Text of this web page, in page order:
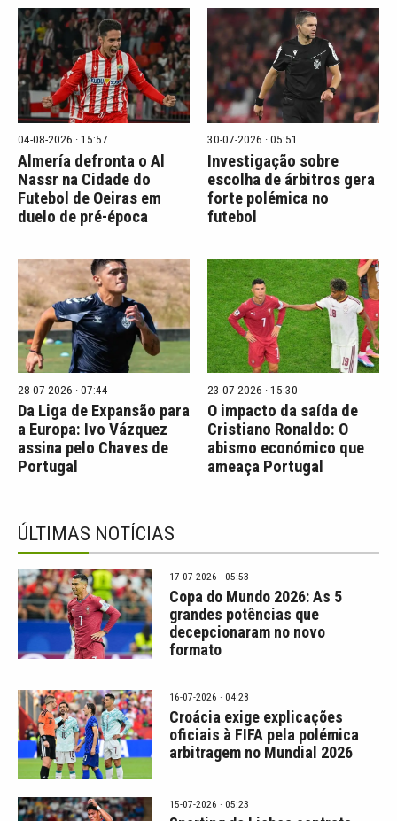
04-08-2026 · 15:57
Almería defronta o Al
Nassr na Cidade do
Futebol de Oeiras em
duelo de pré-época
30-07-2026 · 05:51
Investigação sobre
escolha de árbitros gera
forte polémica no
futebol
28-07-2026 · 07:44
Da Liga de Expansão para
a Europa: Ivo Vázquez
assina pelo Chaves de
Portugal
23-07-2026 · 15:30
O impacto da saída de
Cristiano Ronaldo: O
abismo económico que
ameaça Portugal
ÚLTIMAS NOTÍCIAS
17-07-2026 · 05:53
Copa do Mundo 2026: As 5
grandes potências que
decepcionaram no novo
formato
16-07-2026 · 04:28
Croácia exige explicações
oficiais à FIFA pela polémica
arbitragem no Mundial 2026
15-07-2026 · 05:23